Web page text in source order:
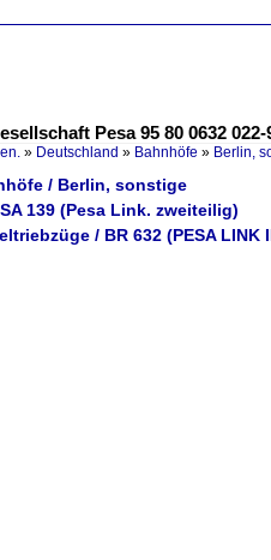
Pesa 95 80 0632
» Deutschland » Bahnhöfe » Berlin,
/ Berlin, sonstige
139 (Pesa Link. zweiteilig)
/ BR 632 (PESA LINK